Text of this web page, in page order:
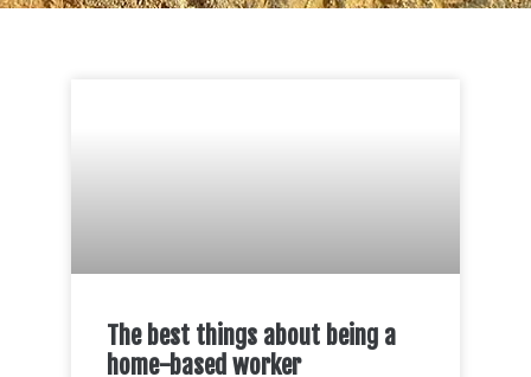
The best things about being a
home-based worker